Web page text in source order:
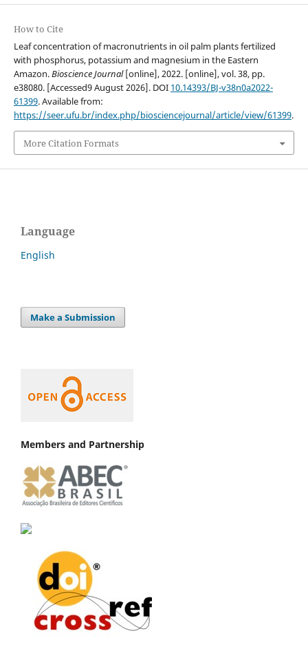
How to Cite
Leaf concentration of macronutrients in oil palm plants fertilized
with phosphorus, potassium and magnesium in the Eastern
Amazon.Bioscience Journal[online], 2022. [online], vol. 38, pp.
e38080. [Accessed9 August 2026]. DOI 10.14393/BJ-v38n0a2022-
61399. Available from:
https://seer.ufu.br/index.php/biosciencejournal/article/view/61399.
More Citation Formats
Language
English
Make a Submission
Members and Partnership